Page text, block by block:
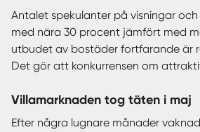
Antalet spekulanter på visningar
med nära 30 procent jämfört med
utbudet av bostäder fortfarande är
Det gör att konkurrensen om
Villamarknaden tog täten i maj
Efter några lugnare månader